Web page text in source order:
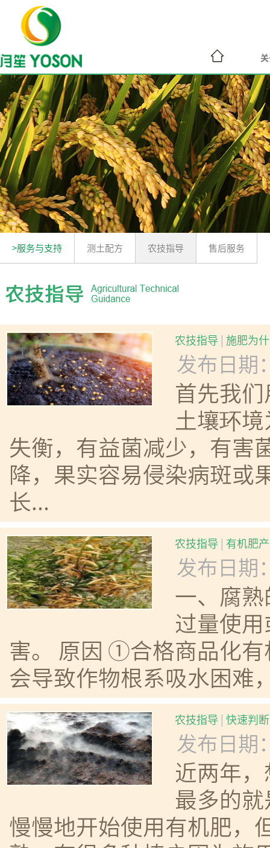
>服务与支持 测土配方 农技指导 售后服务
农技指导 | 施肥为
发布日期
首先我
土壤环
失衡，有益菌减少，有害
降，果实容易侵染病斑或
长...
农技指导 | 有机肥
发布日期
一、腐
过量使
害。 原因 ①合格商品化
会导致作物根系吸水困难
农技指导 | 快速判
发布日期
近两年
最多的
慢慢地开始使用有机肥，